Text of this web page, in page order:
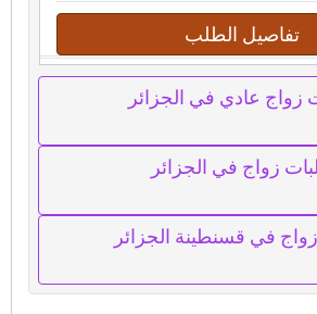
تفاصيل الطلب
زواج عادي في الجزائر
زواج في الجزائر
في قسنطينة الجزائر